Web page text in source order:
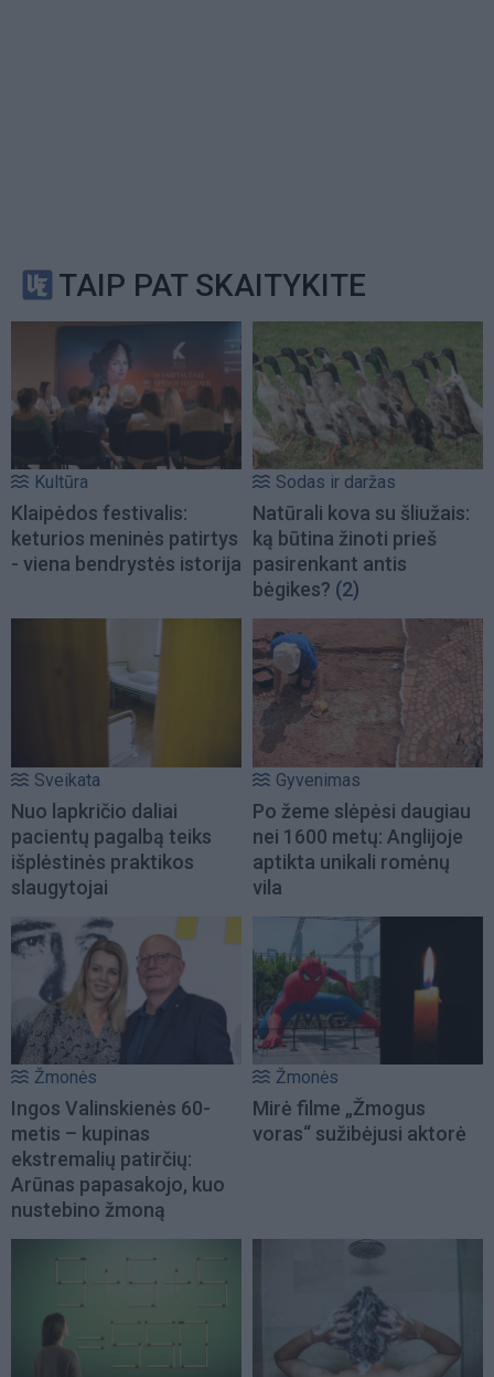
TAIP PAT SKAITYKITE
Kultūra
Klaipėdos festivalis:
keturios meninės patirtys
- viena bendrystės istorija
Sodas ir daržas
Natūrali kova su šliužais:
ką būtina žinoti prieš
pasirenkant antis
bėgikes? (2)
Sveikata
Nuo lapkričio daliai
pacientų pagalbą teiks
išplėstinės praktikos
slaugytojai
Gyvenimas
Po žeme slėpėsi daugiau
nei 1600 metų: Anglijoje
aptikta unikali romėnų
vila
Žmonės
Ingos Valinskienės 60-
metis – kupinas
ekstremalių patirčių:
Arūnas papasakojo, kuo
nustebino žmoną
Žmonės
Mirė filme „Žmogus
voras“ sužibėjusi aktorė